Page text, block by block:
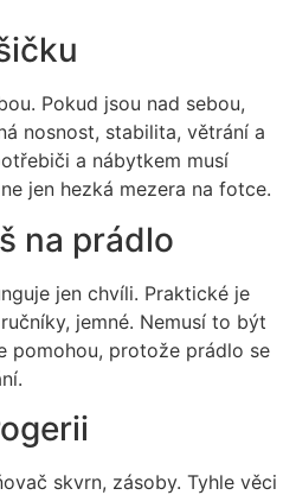
Pokud jsou nad sebou,
nosnost, stabilita, větrání a
a nábytkem musí
jen hezká mezera na fotce.
na prádlo
jen chvíli. Praktické je
jemné. Nemusí to být
pomohou, protože prádlo se
skvrn, zásoby. Tyhle věci